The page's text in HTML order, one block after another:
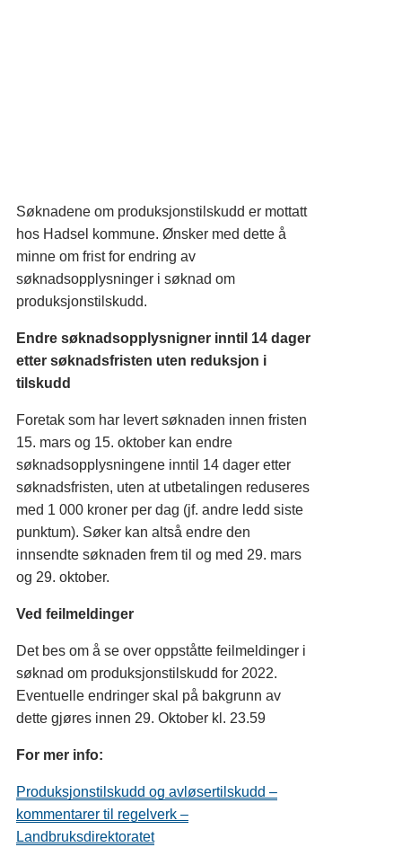
Søknadene om produksjonstilskudd er mottatt
hos Hadsel kommune. Ønsker med dette å
minne om frist for endring av
søknadsopplysninger i søknad om
produksjonstilskudd.
Endre søknadsopplysnigner inntil 14 dager
etter søknadsfristen uten reduksjon i
tilskudd
Foretak som har levert søknaden innen fristen
15. mars og 15. oktober kan endre
søknadsopplysningene inntil 14 dager etter
søknadsfristen, uten at utbetalingen reduseres
med 1 000 kroner per dag (jf. andre ledd siste
punktum). Søker kan altså endre den
innsendte søknaden frem til og med 29. mars
og 29. oktober.
Ved feilmeldinger
Det bes om å se over oppståtte feilmeldinger i
søknad om produksjonstilskudd for 2022.
Eventuelle endringer skal på bakgrunn av
dette gjøres innen 29. Oktober kl. 23.59
For mer info:
Produksjonstilskudd og avløsertilskudd –
kommentarer til regelverk –
Landbruksdirektoratet